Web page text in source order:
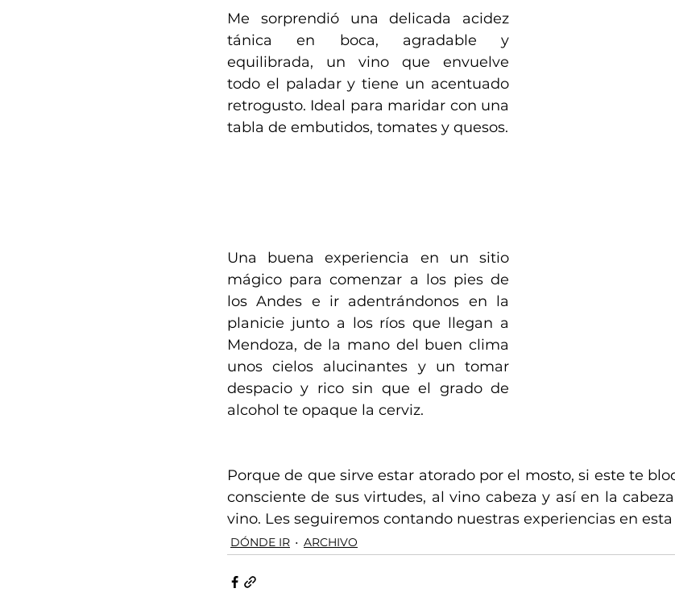
Me sorprendió una delicada acidez
tánica en boca, agradable y
equilibrada, un vino que envuelve
todo el paladar y tiene un acentuado
retrogusto. Ideal para maridar con una
tabla de embutidos, tomates y quesos.
Una buena experiencia en un sitio
mágico para comenzar a los pies de
los Andes e ir adentrándonos en la
planicie junto a los ríos que llegan a
Mendoza, de la mano del buen clima
unos cielos alucinantes y un tomar
despacio y rico sin que el grado de
alcohol te opaque la cerviz.
Porque de que sirve estar atorado por el mosto, si este te
consciente de sus virtudes, al vino cabeza y así en la
vino. Les seguiremos contando nuestras experiencias en
DÓNDE IR ARCHIVO